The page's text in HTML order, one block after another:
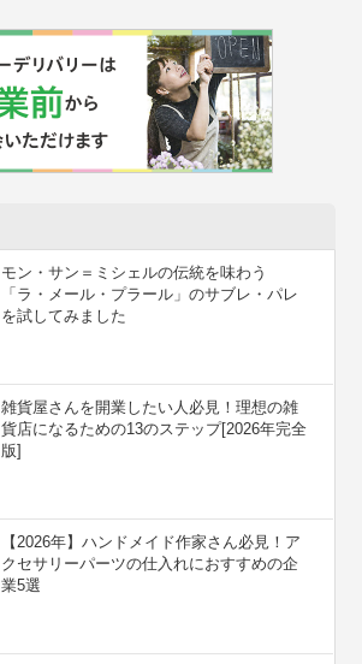
モン・サン＝ミシェルの伝統を味わう
「ラ・メール・プラール」のサブレ・パレ
を試してみました
雑貨屋さんを開業したい人必見！理想の雑
貨店になるための13のステップ[2026年完全
版]
【2026年】ハンドメイド作家さん必見！ア
クセサリーパーツの仕入れにおすすめの企
業5選